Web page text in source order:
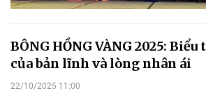
BÔNG HỒNG VÀNG 2025:
của bản lĩnh và lòng nhân ái
22/10/2025 11:00